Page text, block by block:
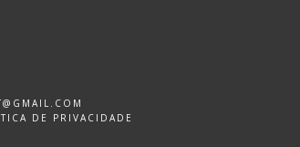
DE PRIVACIDADE